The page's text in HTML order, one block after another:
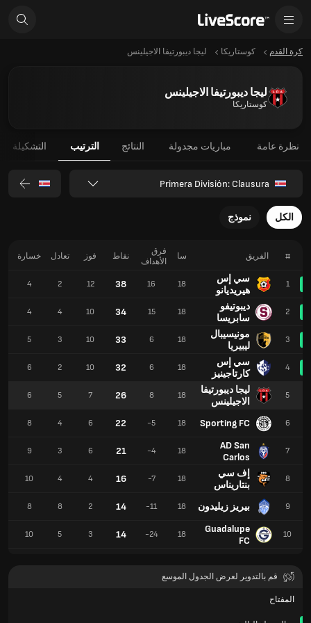
كرة القدم كوستاريكا ليجا ديبورتيفا الاجيلينس
ليجا ديبورتيفا الاجيلينس
كوستاريكا
نظرة عامة مباريات مجدولة النتائج الترتيب التشكيلة
Primera División: Clausura
الكل نموذج
# الفريق
1
سي إس
هيريديانو
2
ديبوتيفو
سابريسا
3
مونيسيبال
ليبيريا
4
سي إس
كارتاجينيز
5
ليجا ديبورتيفا
الاجيلينس
6
Sporting FC
7
AD San
Carlos
8
إف سي
بنتاريناس
9 بيريز زيليدون
10
Guadalupe
FC
سا
فرق
الأهداف
نقاط فوز تعادل خسارة
18
16
38
12
2
4
18
15
34
10
4
4
18
6
33
10
3
5
18
6
32
10
2
6
18
8
26
7
5
6
18
-5
22
6
4
8
18
-4
21
6
3
9
18
-7
16
4
4
10
18
-11
14
2
8
8
18
-24
14
3
5
10
قم بالتدوير لعرض الجدول الموسع
المفتاح